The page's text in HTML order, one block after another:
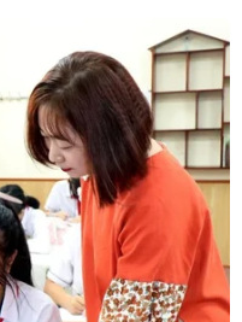
chứng khoán
trong phiên ngày
(Nhật Bản)
cảnh giới đầu tư